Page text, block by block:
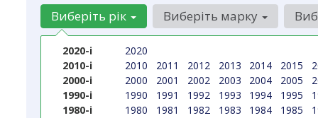
Виберіть рік
2020-і
2020
2010-і
2010 2011 2012 2013 2014 2015
2000-і
2000 2001 2002 2003 2004 2005
1990-і
1990 1991 1992 1993 1994 1995
1980-і
1980 1981 1982 1983 1984 1985
Виберіть марку